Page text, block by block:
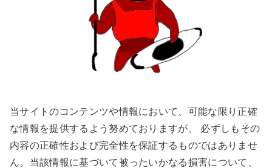
当サイトのコンテンツや情報において、可能な限り正確
な情報を提供するよう努めておりますが、 必ずしもその
内容の正確性および完全性を保証するものではありませ
ん。当該情報に基づいて被ったいかなる損害について、